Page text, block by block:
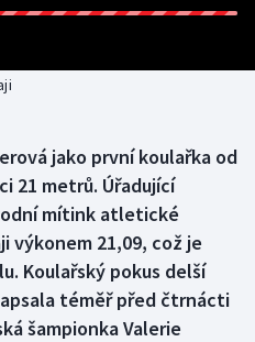
jako první koulařka od
21 metrů. Úřadující
mítink atletické
výkonem 21,09, což je
Koulařský pokus delší
téměř před čtrnácti
šampionka Valerie